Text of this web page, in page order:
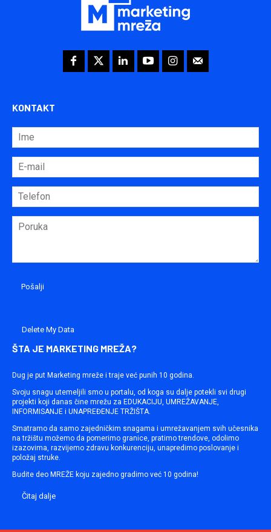
KONTAKT
Delete My Data
ŠTA JE MARKETING MREŽA?
Dug je put Marketing mreže i traje već punih 10 godina.
Svoju snagu utemeljili smo u portalu, od koga su dalje potekli svi drugi
projekti koji danas čine mrežu za EDUKACIJU, UMREŽAVANJE,
INFORMISANJE i UNAPREĐENJE TRŽIŠTA.
Smatramo da samo zajedničkim snagama i umrežavanjem svih učesnika
na tržištu možemo da pomerimo granice, pratimo trendove, odolimo
izazovima, razvijemo zdravu konkurenciju, unapredimo poslovanje i
položaj struke.
Budite deo MREŽE koju zajedno gradimo već 10 godina!
Čitaj dalje